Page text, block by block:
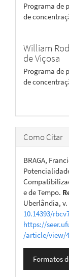
Programa de
de
William
de Viçosa
Programa de
de
Como Citar
BRAGA,
e de Tempo.
Uberlândia, v.
10.14393/
https://
/article/view/
Formatos